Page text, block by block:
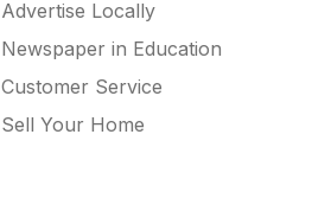
Advertise Locally
Newspaper in Education
Customer Service
Sell Your Home